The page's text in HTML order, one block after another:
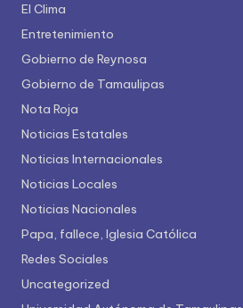
El Clima
Entretenimiento
Gobierno de Reynosa
Gobierno de Tamaulipas
Nota Roja
Noticias Estatales
Noticias Internacionales
Noticias Locales
Noticias Nacionales
Papa, fallece, Iglesia Católica
Redes Sociales
Uncategorized